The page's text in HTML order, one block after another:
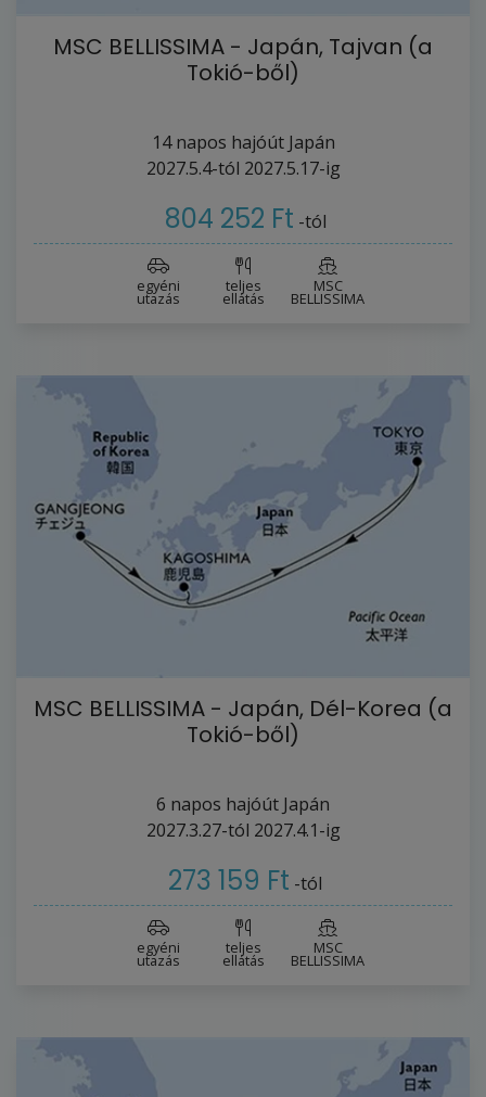
MSC BELLISSIMA - Japán, Tajvan (a
Tokió-ből)
14napos hajóút Japán
2027.5.4-tól 2027.5.17-ig
804 252 Ft -tól
egyéni
utazás
teljes
ellátás
MSC
BELLISSIMA
MSC BELLISSIMA - Japán, Dél-Korea (a
Tokió-ből)
6 napos hajóút Japán
2027.3.27-tól 2027.4.1-ig
273 159 Ft -tól
egyéni
utazás
teljes
ellátás
MSC
BELLISSIMA